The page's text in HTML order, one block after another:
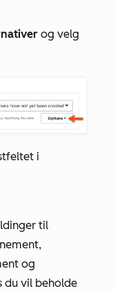
og velg
i
til
og
du vil beholde